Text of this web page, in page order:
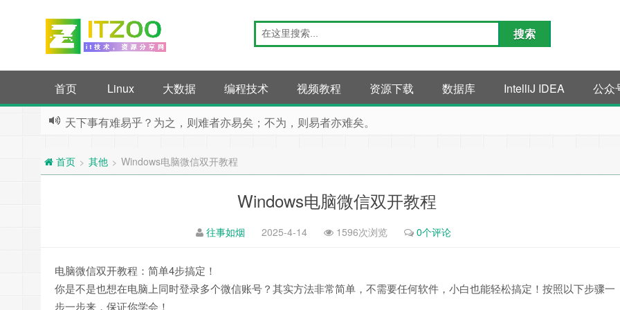
首页 Linux 大数据 编程技术 视频教程 资源下载 数据库 IntelliJ IDEA 公众
天下事有难易乎？为之，则难者亦易矣；不为，则易者亦难矣。
首页 > 其他 > Windows电脑微信双开教程
Windows电脑微信双开教程
往事如烟 2025-4-14 1596次浏览 0个评论
电脑微信双开教程：简单4步搞定！
你是不是也想在电脑上同时登录多个微信账号？其实方法非常简单，不需要任何软件，小白也能轻松搞定！按照以下步骤一
步一步来，保证你学会！